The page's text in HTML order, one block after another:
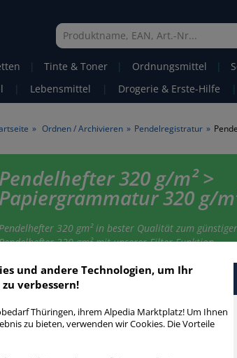
| Tinte & Toner | Ordnungsmittel |
| Lebensmittel | Drogerie & Erste-Hilfe |
» Ordnen / Archivieren » Pendelregistratur »
320 g/m² >
320 g/
320 gm² in bester Qualität zum
320 gm² mit unserer Filter-Funktion.
320 g/m²
und andere Technologien, um Ihr
verbessern!
Thüringen, ihrem Alpedia Marktplatz! Um Ihnen
zu bieten, verwenden wir Cookies. Die Vorteile